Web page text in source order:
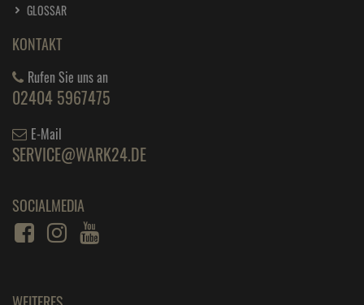
GLOSSAR
KONTAKT
Rufen Sie uns an
02404 5967475
E-Mail
SERVICE@WARK24.DE
SOCIALMEDIA